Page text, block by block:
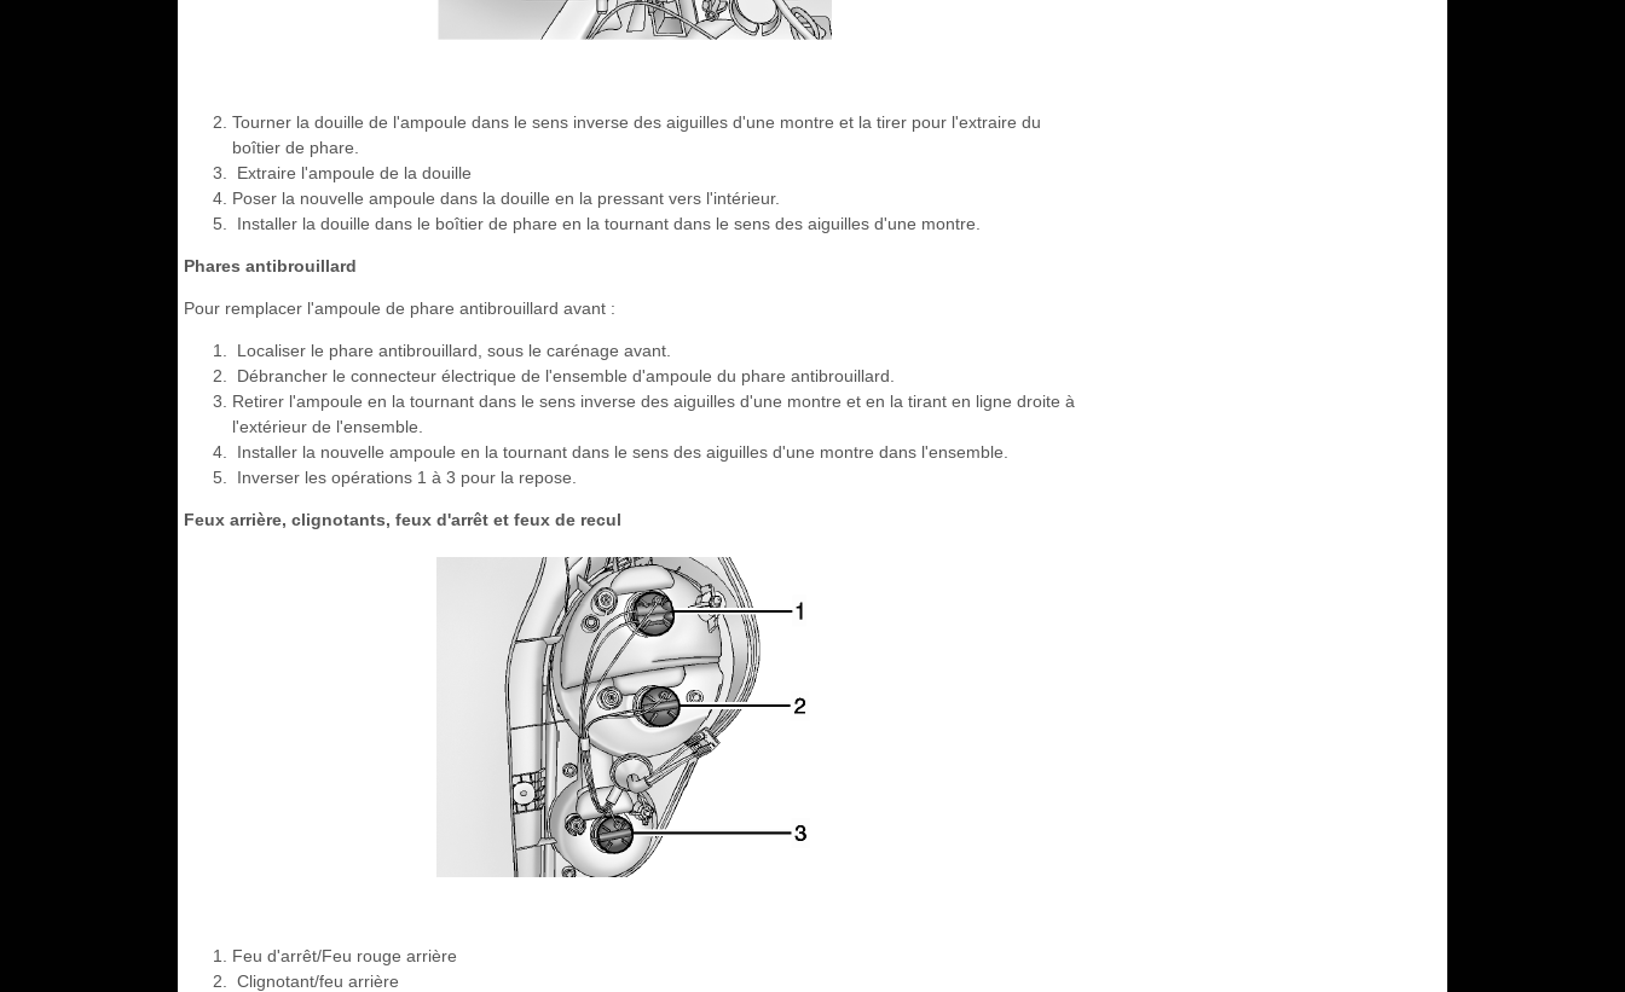
Tourner la douille de l'ampoule dans le sens inverse des aiguilles d'une montre et la tirer pour l'extraire du
boîtier de phare.
Extraire l'ampoule de la douille
Poser la nouvelle ampoule dans la douille en la pressant vers l'intérieur.
Installer la douille dans le boîtier de phare en la tournant dans le sens des aiguilles d'une montre.
Phares antibrouillard
Pour remplacer l'ampoule de phare antibrouillard avant :
Localiser le phare antibrouillard, sous le carénage avant.
Débrancher le connecteur électrique de l'ensemble d'ampoule du phare antibrouillard.
Retirer l'ampoule en la tournant dans le sens inverse des aiguilles d'une montre et en la tirant en ligne droite à
l'extérieur de l'ensemble.
Installer la nouvelle ampoule en la tournant dans le sens des aiguilles d'une montre dans l'ensemble.
Inverser les opérations 1 à 3 pour la repose.
Feux arrière, clignotants, feux d'arrêt et feux de recul
Feu d'arrêt/Feu rouge arrière
Clignotant/feu arrière